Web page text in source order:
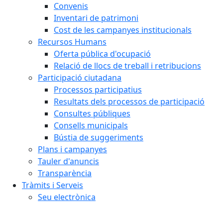
Convenis
Inventari de patrimoni
Cost de les campanyes institucionals
Recursos Humans
Oferta pública d'ocupació
Relació de llocs de treball i retribucions
Participació ciutadana
Processos participatius
Resultats dels processos de participació
Consultes públiques
Consells municipals
Bústia de suggeriments
Plans i campanyes
Tauler d'anuncis
Transparència
Tràmits i Serveis
Seu electrònica